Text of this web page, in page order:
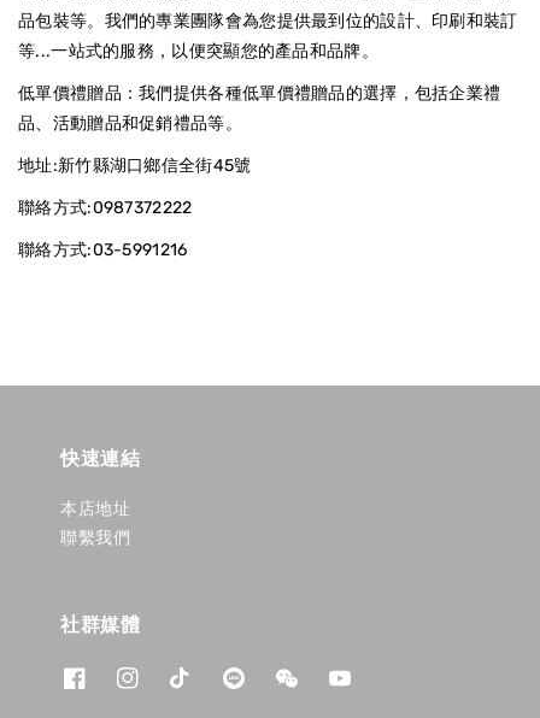
品包裝等。我們的專業團隊會為您提供最到位的設計、印刷和裝訂
等...一站式的服務，以便突顯您的產品和品牌。
低單價禮贈品：我們提供各種低單價禮贈品的選擇，包括企業禮
品、活動贈品和促銷禮品等。
地址:新竹縣湖口鄉信全街45號
聯絡方式:0987372222
聯絡方式:03-5991216
快速連結
本店地址
聯繫我們
社群媒體